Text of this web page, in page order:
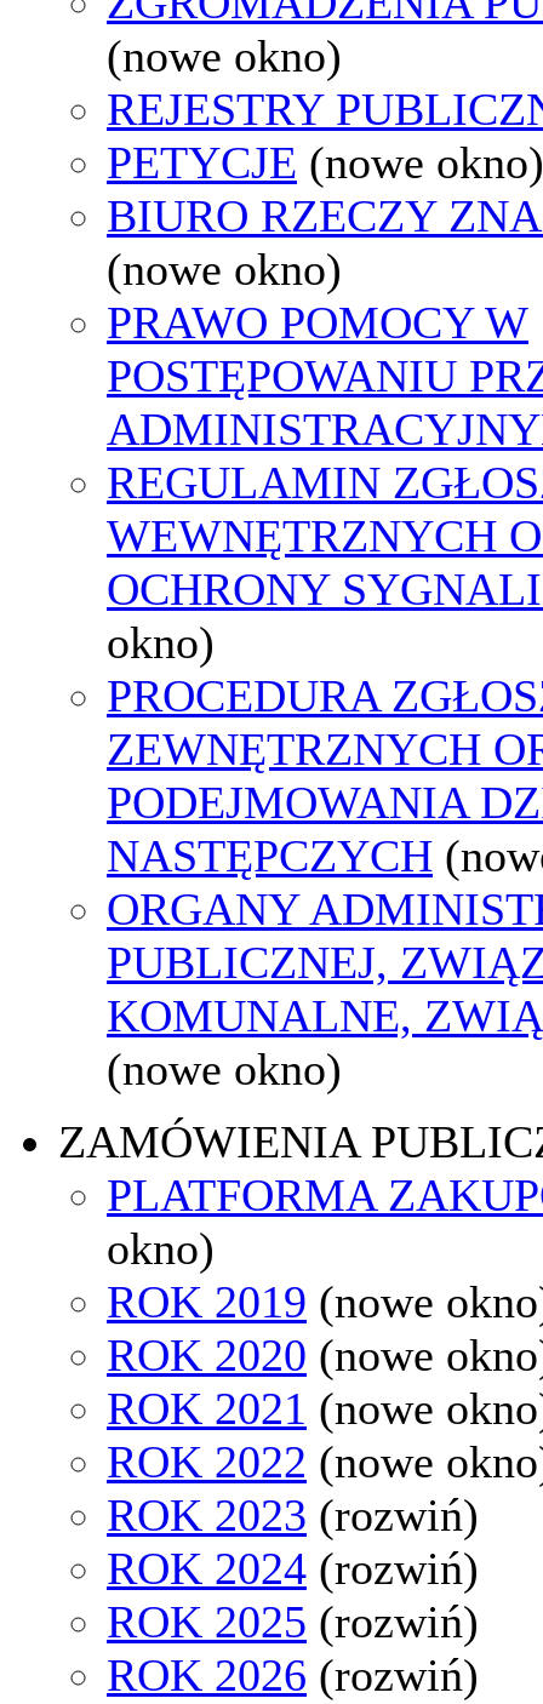
(nowe okno)
REJESTRY
PETYCJE (nowe okno)
BIURO RZECZY
(nowe okno)
PRAWO POMOCY W
POSTĘPOWANIU
REGULAMIN
WEWNĘTRZNYCH
OCHRONY
okno)
PROCEDURA
ZEWNĘTRZNYCH
PODEJMOWANIA
NASTĘPCZYCH
ORGANY
PUBLICZNEJ,
KOMUNALNE,
(nowe okno)
ZAMÓWIENIA
PLATFORMA
okno)
ROK 2019 (nowe
ROK 2020 (nowe
ROK 2021 (nowe
ROK 2022 (nowe
ROK 2023 (rozwiń)
ROK 2024 (rozwiń)
ROK 2025 (rozwiń)
ROK 2026 (rozwiń)